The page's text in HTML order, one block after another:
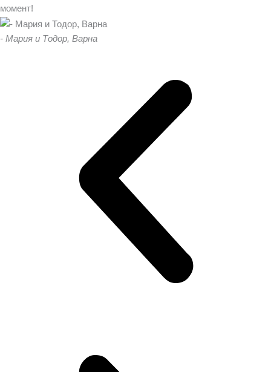
момент!
- Мария и Тодор, Варна